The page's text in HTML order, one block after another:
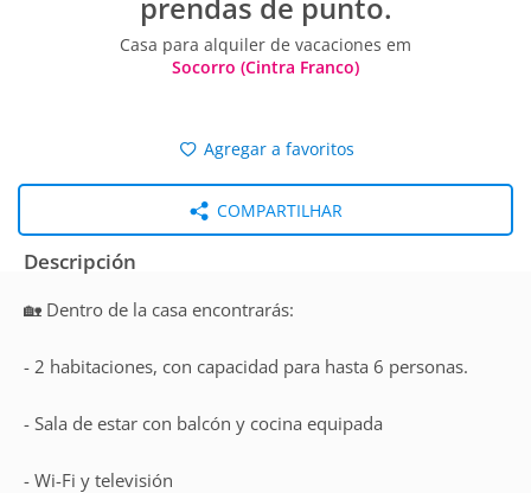
Casa para alquiler de vacaciones em
Socorro (Cintra Franco)
Agregar a favoritos
COMPARTILHAR
Descripción
🏡 Dentro de la casa encontrarás:
- 2 habitaciones, con capacidad para hasta 6 personas.
- Sala de estar con balcón y cocina equipada
- Wi-Fi y televisión